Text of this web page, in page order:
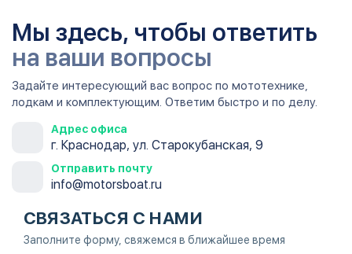
Мы здесь, чтобы ответить
на ваши вопросы
Задайте интересующий вас вопрос по мототехнике,
лодкам и комплектующим. Ответим быстро и по делу.
Адрес офиса
г. Краснодар, ул. Старокубанская, 9
Отправить почту
info@motorsboat.ru
СВЯЗАТЬСЯ С НАМИ
Заполните форму, свяжемся в ближайшее время